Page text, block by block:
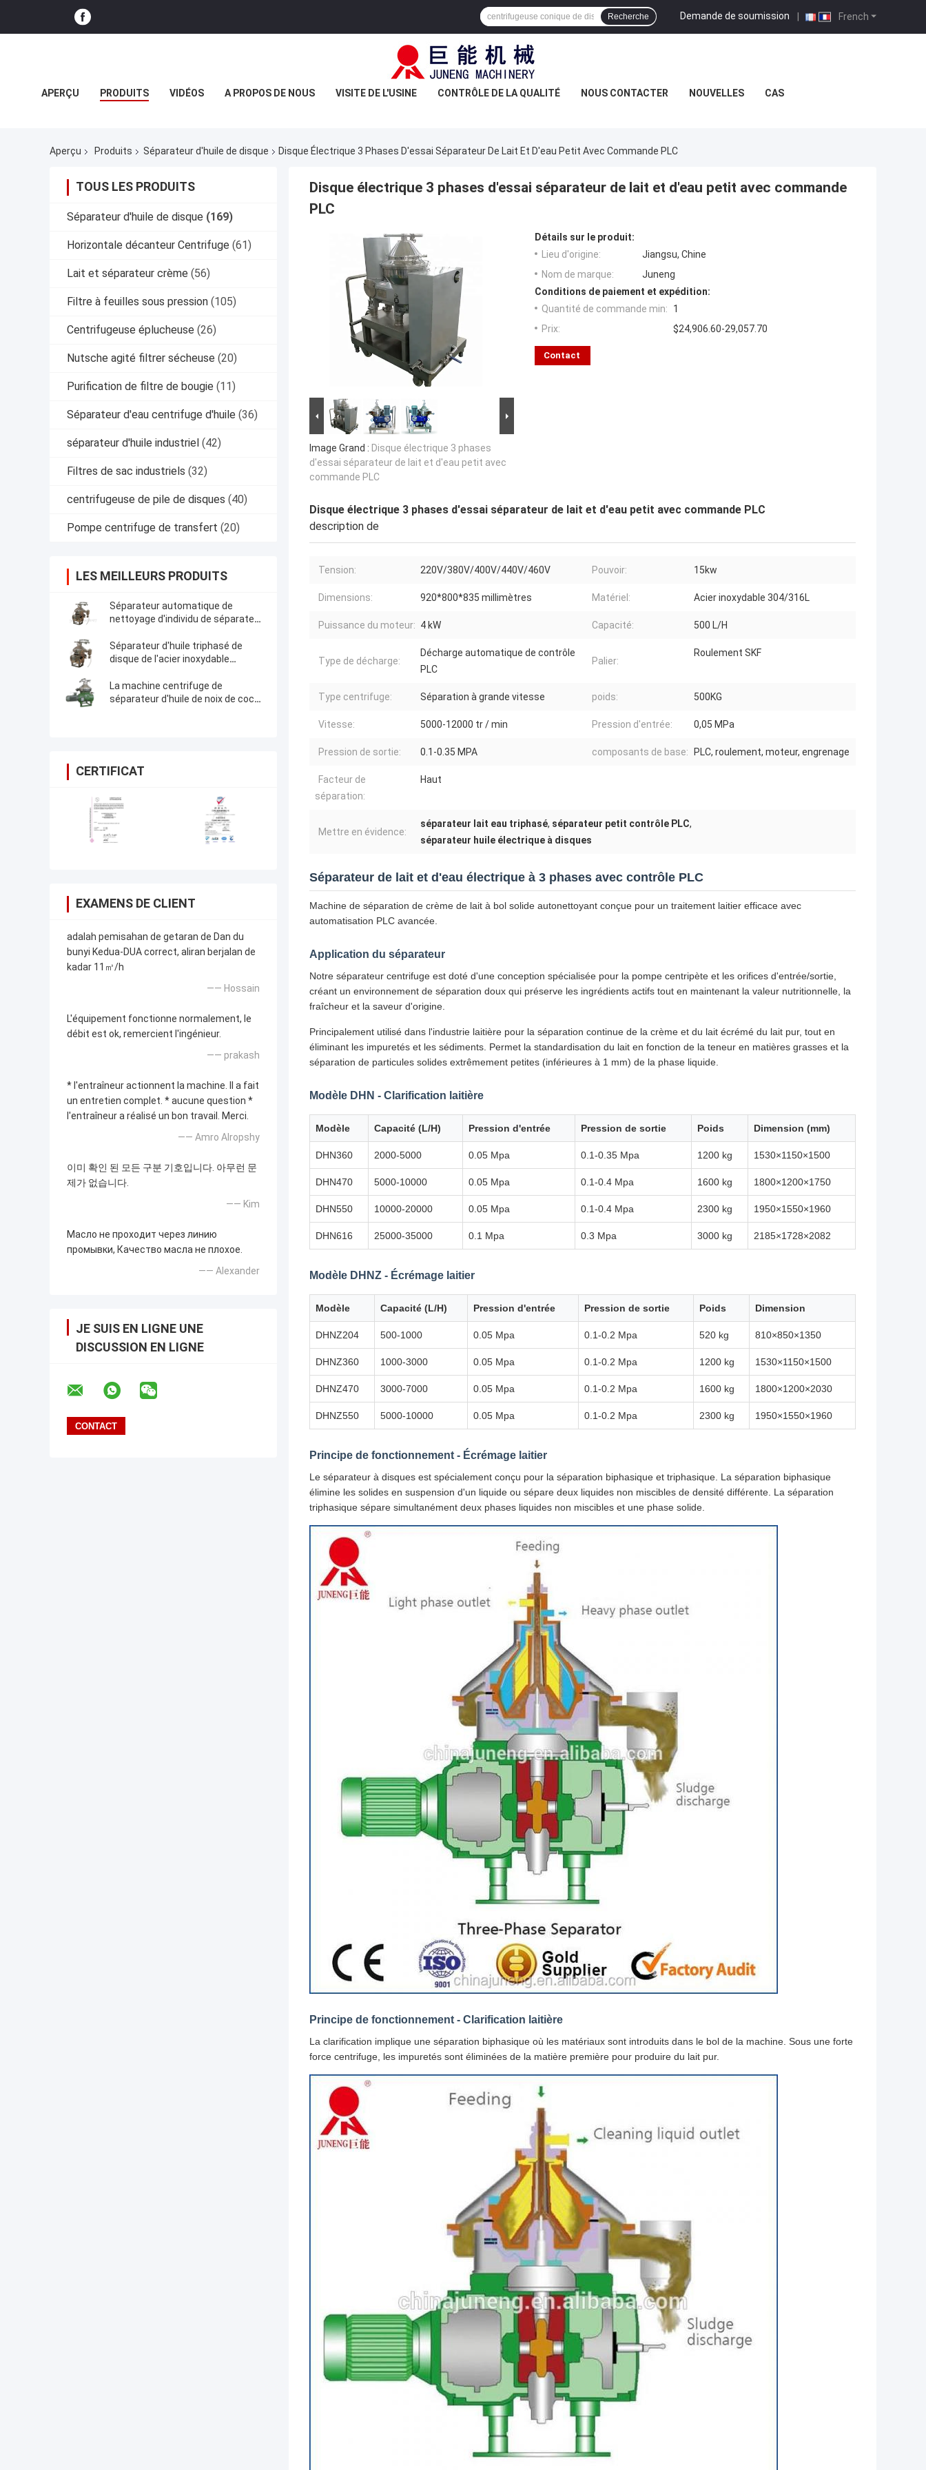
French
Demande de soumission |
Recherche
APERÇU PRODUITS VIDÉOS A PROPOS DE NOUS VISITE DE L'USINE CONTRÔLE DE LA QUALITÉ NOUS CONTACTER NOUVELLES CAS
Aperçu Produits Séparateur d'huile de disque Disque Électrique 3 Phases D'essai Séparateur De Lait Et D'eau Petit Avec Commande PLC
TOUS LES PRODUITS
Séparateur d'huile de disque (169)
Horizontale décanteur Centrifuge (61)
Lait et séparateur crème (56)
Filtre à feuilles sous pression (105)
Centrifugeuse éplucheuse (26)
Nutsche agité filtrer sécheuse (20)
Purification de filtre de bougie (11)
Séparateur d'eau centrifuge d'huile (36)
séparateur d'huile industriel (42)
Filtres de sac industriels (32)
centrifugeuse de pile de disques (40)
Pompe centrifuge de transfert (20)
LES MEILLEURS PRODUITS
Séparateur automatique de
nettoyage d'individu de séparateur
de Vierge
Séparateur d'huile triphasé de
disque de l'acier inoxydable
savon
La machine centrifuge de
séparateur d'huile de noix de coco
CERTIFICAT
EXAMENS DE CLIENT
adalah pemisahan de getaran de Dan du
bunyi Kedua-DUA correct, aliran berjalan de
kadar 11㎥/h
—— Hossain
L'équipement fonctionne normalement, le
débit est ok, remercient l'ingénieur.
—— prakash
* l'entraîneur actionnent la machine. Il a fait
un entretien complet. * aucune question *
l'entraîneur a réalisé un bon travail. Merci.
—— Amro Alropshy
이미 확인 된 모든 구분 기호입니다. 아무런 문
제가 없습니다.
—— Kim
Масло не проходит через линию
промывки, Качество масла не плохое.
—— Alexander
JE SUIS EN LIGNE UNE
DISCUSSION EN LIGNE
Disque électrique 3 phases d'essai séparateur de lait et d'eau petit avec commande
PLC
Image Grand : Disque électrique 3 phases
d'essai séparateur de lait et d'eau petit avec
commande PLC
Détails sur le produit:
Lieu d'origine:
Jiangsu, Chine
Nom de marque:
Juneng
Conditions de paiement et expédition:
Quantité de commande min:
1
Prix:
$24,906.60-29,057.70
Contact
Disque électrique 3 phases d'essai séparateur de lait et d'eau petit avec commande PLC
description de
Tension: 220V/380V/400V/440V/460V Pouvoir: 15kw
Dimensions: 920*800*835 millimètres Matériel: Acier inoxydable 304/316L
Puissance du moteur: 4 kW Capacité: 500 L/H
Type de décharge:
Décharge automatique de contrôle
PLC
Palier:
Roulement SKF
Type centrifuge: Séparation à grande vitesse poids: 500KG
Vitesse: 5000-12000 tr / min Pression d'entrée: 0,05 MPa
Pression de sortie: 0.1-0.35 MPA composants de base: PLC, roulement, moteur, engrenage
Facteur de
séparation:
Haut
Mettre en évidence:
séparateur lait eau triphasé, séparateur petit contrôle PLC,
séparateur huile électrique à disques
Séparateur de lait et d'eau électrique à 3 phases avec contrôle PLC
Machine de séparation de crème de lait à bol solide autonettoyant conçue pour un traitement laitier efficace avec
automatisation PLC avancée.
Application du séparateur
Notre séparateur centrifuge est doté d'une conception spécialisée pour la pompe centripète et les orifices d'entrée/sortie,
créant un environnement de séparation doux qui préserve les ingrédients actifs tout en maintenant la valeur nutritionnelle, la
fraîcheur et la saveur d'origine.
Principalement utilisé dans l'industrie laitière pour la séparation continue de la crème et du lait écrémé du lait pur, tout en
éliminant les impuretés et les sédiments. Permet la standardisation du lait en fonction de la teneur en matières grasses et la
séparation de particules solides extrêmement petites (inférieures à 1 mm) de la phase liquide.
Modèle DHN - Clarification laitière
Modèle Capacité (L/H) Pression d'entrée Pression de sortie Poids Dimension (mm)
DHN360 2000-5000 0.05 Mpa 0.1-0.35 Mpa 1200 kg 1530×1150×1500
DHN470 5000-10000 0.05 Mpa 0.1-0.4 Mpa 1600 kg 1800×1200×1750
DHN550 10000-20000 0.05 Mpa 0.1-0.4 Mpa 2300 kg 1950×1550×1960
DHN616 25000-35000 0.1 Mpa 0.3 Mpa 3000 kg 2185×1728×2082
Modèle DHNZ - Écrémage laitier
Modèle Capacité (L/H) Pression d'entrée Pression de sortie Poids Dimension
DHNZ204 500-1000 0.05 Mpa 0.1-0.2 Mpa 520 kg 810×850×1350
DHNZ360 1000-3000 0.05 Mpa 0.1-0.2 Mpa 1200 kg 1530×1150×1500
DHNZ470 3000-7000 0.05 Mpa 0.1-0.2 Mpa 1600 kg 1800×1200×2030
DHNZ550 5000-10000 0.05 Mpa 0.1-0.2 Mpa 2300 kg 1950×1550×1960
Principe de fonctionnement - Écrémage laitier
Le séparateur à disques est spécialement conçu pour la séparation biphasique et triphasique. La séparation biphasique
élimine les solides en suspension d'un liquide ou sépare deux liquides non miscibles de densité différente. La séparation
triphasique sépare simultanément deux phases liquides non miscibles et une phase solide.
Principe de fonctionnement - Clarification laitière
La clarification implique une séparation biphasique où les matériaux sont introduits dans le bol de la machine. Sous une forte
force centrifuge, les impuretés sont éliminées de la matière première pour produire du lait pur.